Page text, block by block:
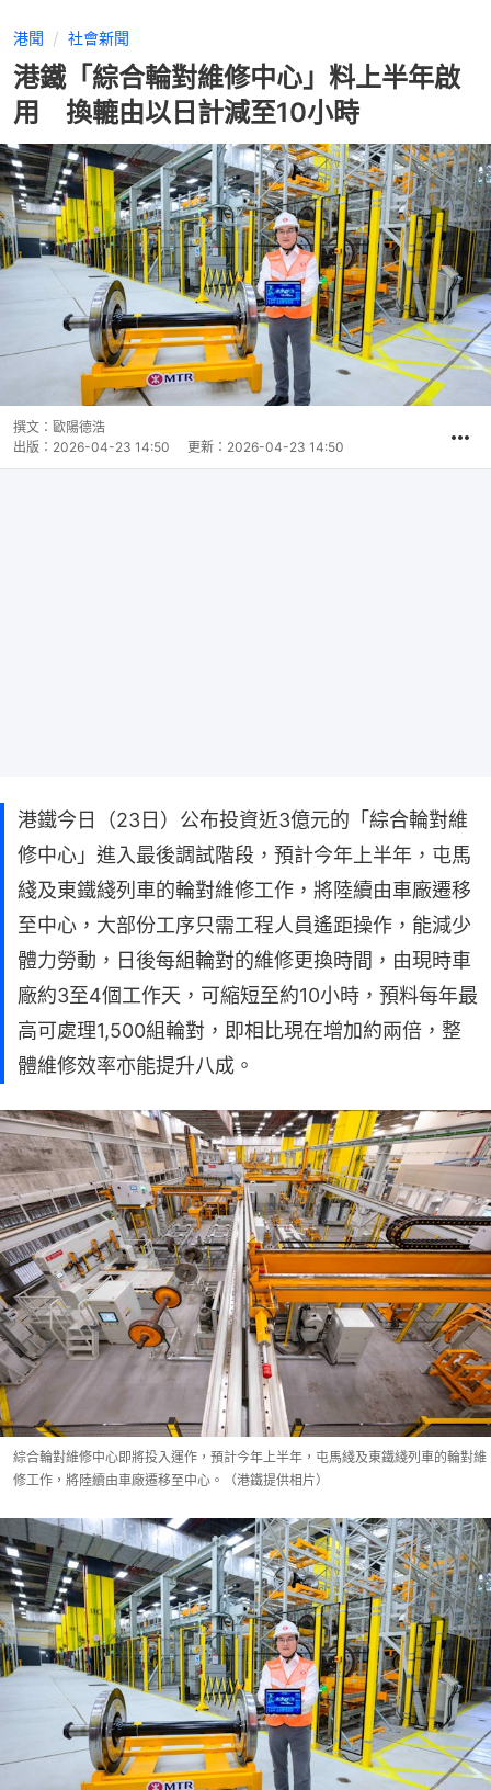
港聞 社會新聞
港鐵「綜合輪對維修中心」料上半年啟
用 換轆由以日計減至10小時
撰文： 歐陽德浩
出版： 2026-04-23 14:50 更新： 2026-04-23 14:50
港鐵今日（23日）公布投資近3億元的「綜合輪對維
修中心」進入最後調試階段，預計今年上半年，屯馬
綫及東鐵綫列車的輪對維修工作，將陸續由車廠遷移
至中心，大部份工序只需工程人員遙距操作，能減少
體力勞動，日後每組輪對的維修更換時間，由現時車
廠約3至4個工作天，可縮短至約10小時，預料每年最
高可處理1,500組輪對，即相比現在增加約兩倍，整
體維修效率亦能提升八成。
綜合輪對維修中心即將投入運作，預計今年上半年，屯馬綫及東鐵綫列車的輪對維
修工作，將陸續由車廠遷移至中心。（港鐵提供相片）